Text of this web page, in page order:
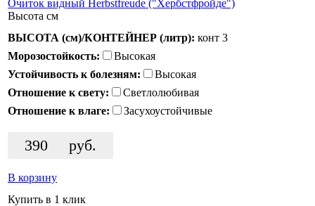
Очиток видный Herbstfreude ("Хербстфройде")
Высота см
ВЫСОТА (см)/КОНТЕЙНЕР (литр): конт 3
Морозостойкость:
Высокая
Устойчивость к болезням:
Высокая
Отношение к свету:
Светлолюбивая
Отношение к влаге:
Засухоустойчивые
390 руб.
В корзину
Купить в 1 клик